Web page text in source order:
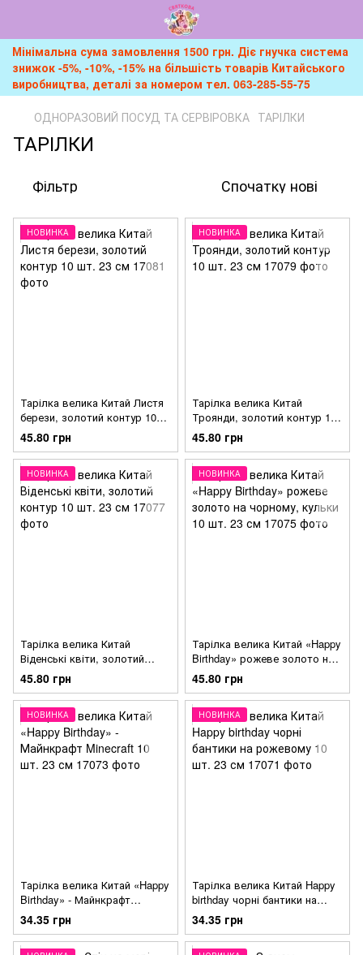
Мінімальна сума замовлення 1500 грн. Діє гнучка система
знижок -5%, -10%, -15% на більшість товарів Китайського
виробництва, деталі за номером тел. 063-285-55-75
ОДНОРАЗОВИЙ ПОСУД ТА СЕРВІРОВКА ТАРІЛКИ
ТАРІЛКИ
Фільтр Спочатку нові
НОВИНКА
Тарілка велика Китай Листя
берези, золотий контур 10
шт. 23 см
45.80 грн
НОВИНКА
Тарілка велика Китай
Троянди, золотий контур 10
шт. 23 см
45.80 грн
НОВИНКА
Тарілка велика Китай
Віденські квіти, золотий
контур 10 шт. 23 см
45.80 грн
НОВИНКА
Тарілка велика Китай «Happy
Birthday» рожеве золото на
чорному, кульки 10 шт. 23 см
45.80 грн
НОВИНКА
Тарілка велика Китай «Happy
Birthday» - Майнкрафт
Minecraft 10 шт. 23 см
34.35 грн
НОВИНКА
Тарілка велика Китай Happy
birthday чорні бантики на
рожевому 10 шт. 23 см
34.35 грн